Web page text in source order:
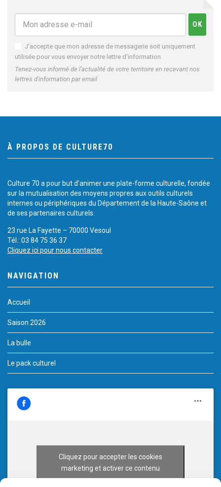
J'accepte que mon adresse de messagerie soit uniquement
utilisée pour vous envoyer notre lettre d'information
Tenez-vous informé de l'actualité de votre territoire en recevant nos
lettres d'information par email
À PROPOS DE CULTURE70
Culture 70 a pour but d’animer une plate-forme culturelle, fondée
sur la mutualisation des moyens propres aux outils culturels
internes ou périphériques du Département de la Haute-Saône et
de ses partenaires culturels.
23 rue La Fayette – 70000 Vesoul
Tél.: 03 84 75 36 37
Cliquez ici pour nous contacter
NAVIGATION
Accueil
Saison 2026
La bulle
Le pack culturel
Cliquez pour accepter les cookies
marketing et activer ce contenu